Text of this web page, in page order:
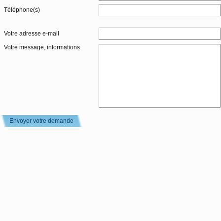
Téléphone(s)
Votre adresse e-mail
Votre message, informations
Envoyer votre demande